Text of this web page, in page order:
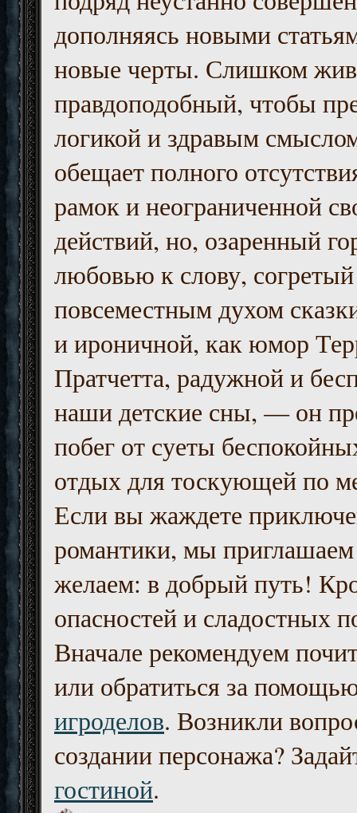
дополняясь новыми
новые черты. Слишком
правдоподобный, чтобы
логикой и здравым
обещает полного
рамок и неограниченной
действий, но, озаренный
любовью к слову, согретый
повсеместным духом
и ироничной, как юмор
Пратчетта, радужной и
наши детские сны, — он
побег от суеты
отдых для тоскующей по
Если вы жаждете
романтики, мы приглашаем
желаем: в добрый путь!
опасностей и сладостных
Вначале рекомендуем
или обратиться за
игроделов. Возникли
создании персонажа?
гостиной.